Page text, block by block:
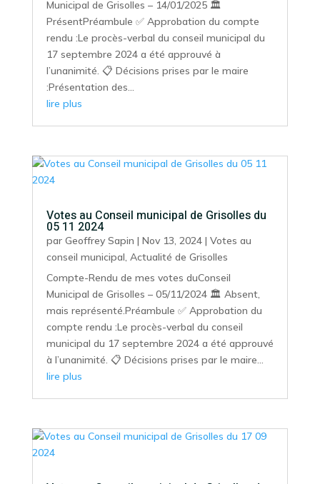
Municipal de Grisolles – 14/01/2025 🏛️
PrésentPréambule ✅ Approbation du compte
rendu :Le procès-verbal du conseil municipal du
17 septembre 2024 a été approuvé à
l’unanimité. 📋 Décisions prises par le maire
:Présentation des...
lire plus
Votes au Conseil municipal de Grisolles du
05 11 2024
par Geoffrey Sapin | Nov 13, 2024| Votes au
conseil municipal, Actualité de Grisolles
Compte-Rendu de mes votes duConseil
Municipal de Grisolles – 05/11/2024 🏛️ Absent,
mais représenté.Préambule ✅ Approbation du
compte rendu :Le procès-verbal du conseil
municipal du 17 septembre 2024 a été approuvé
à l’unanimité. 📋 Décisions prises par le maire...
lire plus